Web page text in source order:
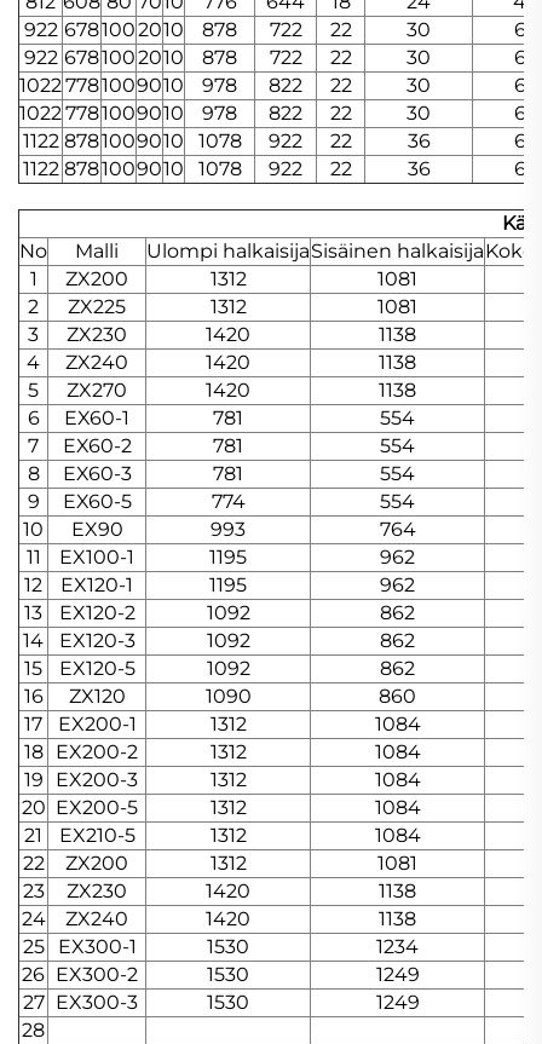
922 6781002010 878 722 22 30
6
922 6781002010 878 722 22 30
6
10227781009010 978 822 22 30
6
10227781009010 978 822 22 30
6
1122 8781009010 1078 922 22 36
6
1122 8781009010 1078 922 22 36 6
No
Malli Ulompi halkaisijaSisäinen halkaisija
1
ZX200 1312
1081
2
ZX225 1312
1081
3
ZX230 1420
1138
4
ZX240 1420
1138
5
ZX270 1420
1138
6
EX60-1 781
554
7
EX60-2 781
554
8
EX60-3 781
554
9
EX60-5 774
554
10
EX90 993
764
11
EX100-1 1195
962
12
EX120-1 1195
962
13
EX120-2 1092
862
14
EX120-3 1092
862
15
EX120-5 1092
862
16
ZX120 1090
860
17
EX200-1 1312
1084
18
EX200-2 1312
1084
19
EX200-3 1312
1084
20 EX200-5 1312
1084
21
EX210-5 1312
1084
22
ZX200 1312
1081
23
ZX230 1420
1138
24
ZX240 1420
1138
25
EX300-1 1530
1234
26 EX300-2 1530
1249
27 EX300-3 1530
1249
28